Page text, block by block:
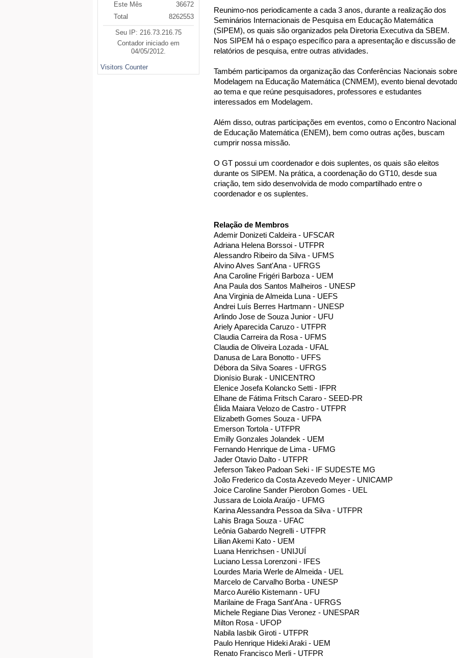
Este Mês
Total
36672
8262553
Seu IP: 216.73.216.75
Contador iniciado em
04/05/2012.
Visitors Counter
Reunimo-nos periodicamente a cada 3 anos, durante a realização dos
Seminários Internacionais de Pesquisa em Educação Matemática
(SIPEM), os quais são organizados pela Diretoria Executiva da SBEM.
Nos SIPEM há o espaço específico para a apresentação e discussão de
relatórios de pesquisa, entre outras atividades.
Também participamos da organização das Conferências Nacionais sobre
Modelagem na Educação Matemática (CNMEM), evento bienal devotado
ao tema e que reúne pesquisadores, professores e estudantes
interessados em Modelagem.
Além disso, outras participações em eventos, como o Encontro Nacional
de Educação Matemática (ENEM), bem como outras ações, buscam
cumprir nossa missão.
O GT possui um coordenador e dois suplentes, os quais são eleitos
durante os SIPEM. Na prática, a coordenação do GT10, desde sua
criação, tem sido desenvolvida de modo compartilhado entre o
coordenador e os suplentes.
Relação de Membros
Ademir Donizeti Caldeira - UFSCAR
Adriana Helena Borssoi - UTFPR
Alessandro Ribeiro da Silva - UFMS
Alvino Alves Sant'Ana - UFRGS
Ana Caroline Frigéri Barboza - UEM
Ana Paula dos Santos Malheiros - UNESP
Ana Virginia de Almeida Luna - UEFS
Andrei Luís Berres Hartmann - UNESP
Arlindo Jose de Souza Junior - UFU
Ariely Aparecida Caruzo - UTFPR
Claudia Carreira da Rosa - UFMS
Claudia de Oliveira Lozada - UFAL
Danusa de Lara Bonotto - UFFS
Débora da Silva Soares - UFRGS
Dionísio Burak - UNICENTRO
Elenice Josefa Kolancko Setti - IFPR
Elhane de Fátima Fritsch Cararo - SEED-PR
Élida Maiara Velozo de Castro - UTFPR
Elizabeth Gomes Souza - UFPA
Emerson Tortola - UTFPR
Emilly Gonzales Jolandek - UEM
Fernando Henrique de Lima - UFMG
Jader Otavio Dalto - UTFPR
Jeferson Takeo Padoan Seki - IF SUDESTE MG
João Frederico da Costa Azevedo Meyer - UNICAMP
Joice Caroline Sander Pierobon Gomes - UEL
Jussara de Loiola Araújo - UFMG
Karina Alessandra Pessoa da Silva - UTFPR
Lahis Braga Souza - UFAC
Leônia Gabardo Negrelli - UTFPR
Lilian Akemi Kato - UEM
Luana Henrichsen - UNIJUÍ
Luciano Lessa Lorenzoni - IFES
Lourdes Maria Werle de Almeida - UEL
Marcelo de Carvalho Borba - UNESP
Marco Aurélio Kistemann - UFU
Marilaine de Fraga Sant'Ana - UFRGS
Michele Regiane Dias Veronez - UNESPAR
Milton Rosa - UFOP
Nabila Iasbik Giroti - UTFPR
Paulo Henrique Hideki Araki - UEM
Renato Francisco Merli - UTFPR